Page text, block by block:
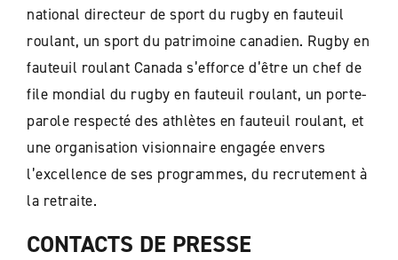
national directeur de sport du rugby en fauteuil
roulant, un sport du patrimoine canadien. Rugby en
fauteuil roulant Canada s’efforce d’être un chef de
file mondial du rugby en fauteuil roulant, un porte-
parole respecté des athlètes en fauteuil roulant, et
une organisation visionnaire engagée envers
l’excellence de ses programmes, du recrutement à
la retraite.
CONTACTS DE PRESSE